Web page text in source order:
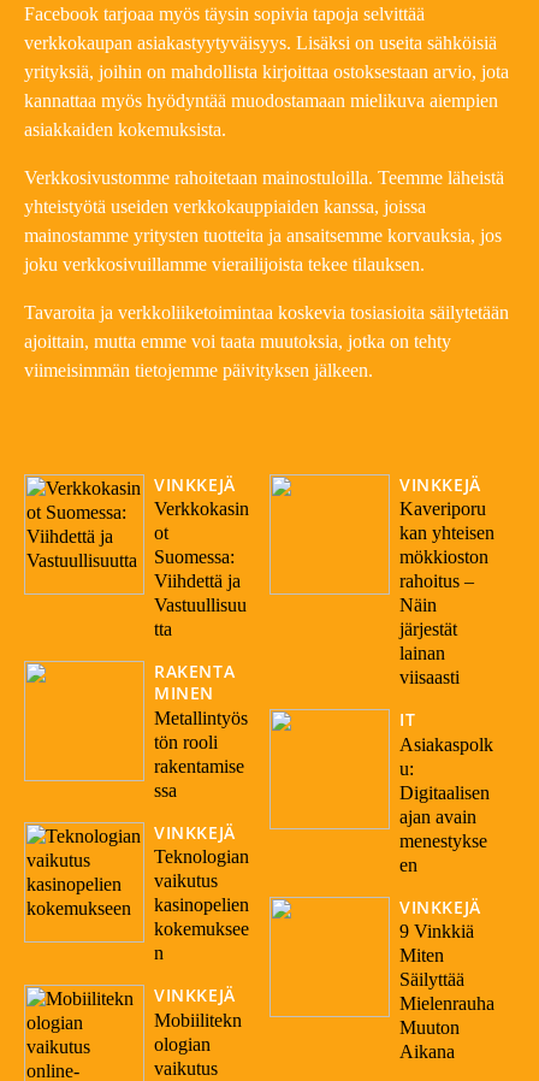
Facebook tarjoaa myös täysin sopivia tapoja selvittää
verkkokaupan asiakastyytyväisyys. Lisäksi on useita sähköisiä
yrityksiä, joihin on mahdollista kirjoittaa ostoksestaan arvio, jota
kannattaa myös hyödyntää muodostamaan mielikuva aiempien
asiakkaiden kokemuksista.
Verkkosivustomme rahoitetaan mainostuloilla. Teemme läheistä
yhteistyötä useiden verkkokauppiaiden kanssa, joissa
mainostamme yritysten tuotteita ja ansaitsemme korvauksia, jos
joku verkkosivuillamme vierailijoista tekee tilauksen.
Tavaroita ja verkkoliiketoimintaa koskevia tosiasioita säilytetään
ajoittain, mutta emme voi taata muutoksia, jotka on tehty
viimeisimmän tietojemme päivityksen jälkeen.
VINKKEJÄ
Verkkokasin
ot
Suomessa:
Viihdettä ja
Vastuullisuu
tta
RAKENTA
MINEN
Metallintyös
tön rooli
rakentamise
ssa
VINKKEJÄ
Teknologian
vaikutus
kasinopelien
kokemuksee
n
VINKKEJÄ
Mobiilitekn
ologian
vaikutus
VINKKEJÄ
Kaveriporu
kan yhteisen
mökkioston
rahoitus –
Näin
järjestät
lainan
viisaasti
IT
Asiakaspolk
u:
Digitaalisen
ajan avain
menestykse
en
VINKKEJÄ
9 Vinkkiä
Miten
Säilyttää
Mielenrauha
Muuton
Aikana